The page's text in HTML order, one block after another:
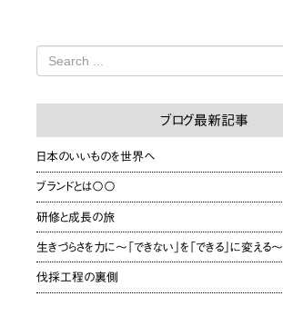
ブログ最新記事
日本のいいものを世界へ
ブランドとは〇〇
研修と成長の旅
生きづらさを力に〜「できない」を「できる」に変える〜
伐採工程の裏側